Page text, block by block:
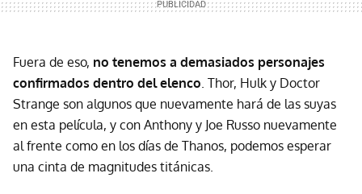
Fuera de eso, no tenemos a demasiados personajes
confirmados dentro del elenco. Thor, Hulk y Doctor
Strange son algunos que nuevamente hará de las suyas
en esta película, y con Anthony y Joe Russo nuevamente
al frente como en los días de Thanos, podemos esperar
una cinta de magnitudes titánicas.